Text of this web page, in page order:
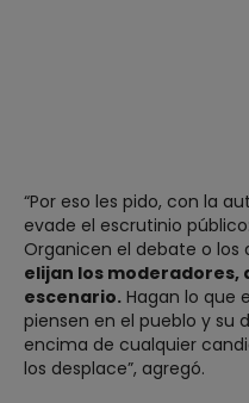
“Por eso les pido, con la
evade el escrutinio
Organicen el debate o los
elijan los
escenario. Hagan lo que
piensen en el pueblo y su
encima de cualquier
los desplace”, agregó.